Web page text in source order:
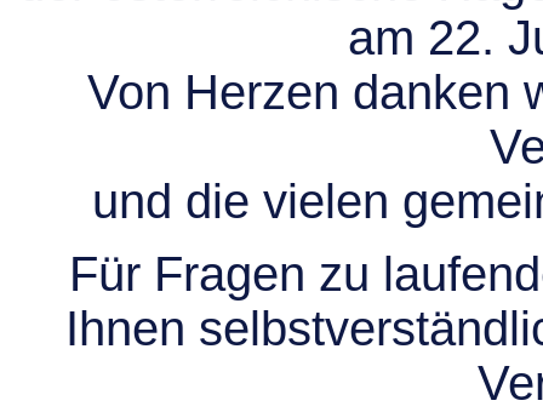
am 22.
Von Herzen danken
und die vielen
Für Fragen zu
Ihnen